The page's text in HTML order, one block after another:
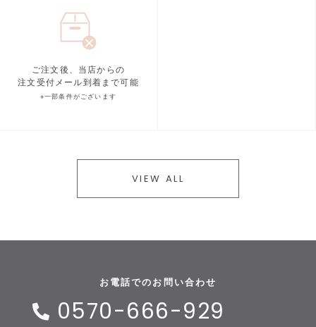
ご注文後、当店からの
注文受付メール到着まで可能
※一部条件がございます
VIEW ALL
お電話でのお問い合わせ
0570-666-929